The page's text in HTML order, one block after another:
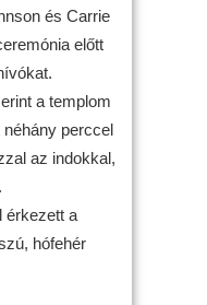
és Carrie
előtt
a templom
néhány perccel
az indokkal,
érkezett a
hófehér